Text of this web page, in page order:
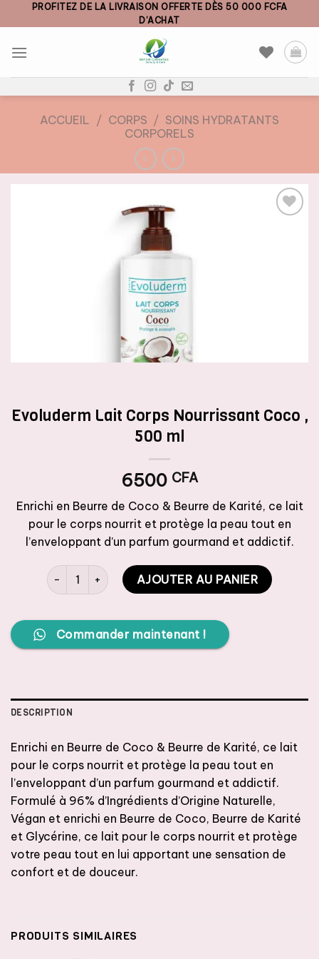
to
PROFITEZ DE LA LIVRAISON OFFERTE DÈS 50 000 FCFA
D’ACHAT
ACCUEIL / CORPS / SOINS HYDRATANTS
CORPORELS
Evoluderm Lait Corps Nourrissant Coco ,
500 ml
6500 CFA
Enrichi en Beurre de Coco & Beurre de Karité, ce lait
pour le corps nourrit et protège la peau tout en
l’enveloppant d’un parfum gourmand et addictif.
quantité de Evoluderm Lait Corps Nourrissant Coco ,
AJOUTER AU PANIER
Commander maintenant !
DESCRIPTION
Enrichi en Beurre de Coco & Beurre de Karité, ce lait
pour le corps nourrit et protège la peau tout en
l’enveloppant d’un parfum gourmand et addictif.
Formulé à 96% d’Ingrédients d’Origine Naturelle,
Végan et enrichi en Beurre de Coco, Beurre de Karité
et Glycérine, ce lait pour le corps nourrit et protège
votre peau tout en lui apportant une sensation de
confort et de douceur.
PRODUITS SIMILAIRES